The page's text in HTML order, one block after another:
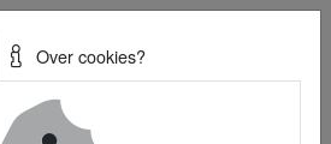
toekomst
Over cookies?